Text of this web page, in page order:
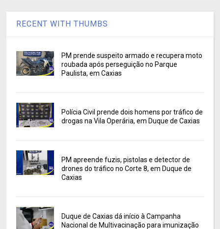
RECENT WITH THUMBS
PM prende suspeito armado e recupera moto
roubada após perseguição no Parque
Paulista, em Caxias
Polícia Civil prende dois homens por tráfico de
drogas na Vila Operária, em Duque de Caxias
PM apreende fuzis, pistolas e detector de
drones do tráfico no Corte 8, em Duque de
Caxias
Duque de Caxias dá início à Campanha
Nacional de Multivacinação para imunização